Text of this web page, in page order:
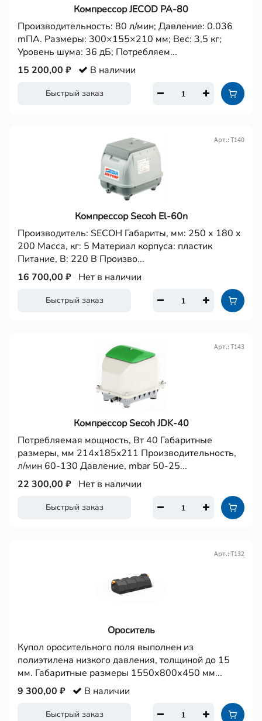
Компрессор JECOD PA-80
Производительность: 80 л/мин; Давление: 0.036
mПА. Размеры: 300×155×210 мм; Вес: 3,5 кг;
Уровень шума: 36 дБ; Потребляем...
Быстрый заказ
15 200,00 ₽ В наличии
Компрессор Secoh El-60n
Арт.: Т140
Производитель: SECOH Габариты, мм: 250 х 180 х
200 Масса, кг: 5 Материал корпуса: пластик
Питание, В: 220 В Произво...
Быстрый заказ
16 700,00 ₽ Нет в наличии
Компрессор Secoh JDK-40
Арт.: Т143
Потребляемая мощность, Вт 40 Габаритные
размеры, мм 214x185x211 Производительность,
л/мин 60-130 Давление, mbar 50-25...
Быстрый заказ
22 300,00 ₽ Нет в наличии
Ороситель
Арт.: Т132
Купол оросительного поля выполнен из
полиэтилена низкого давления, толщиной до 15
мм. Габаритные размеры 1550х800х450 мм...
Быстрый заказ
9 300,00 ₽ В наличии